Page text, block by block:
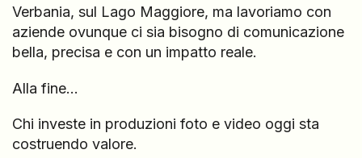
Verbania, sul Lago Maggiore, ma lavoriamo con
aziende ovunque ci sia bisogno di comunicazione
bella, precisa e con un impatto reale.
Alla fine…
Chi investe in produzioni foto e video oggi sta
costruendo valore.